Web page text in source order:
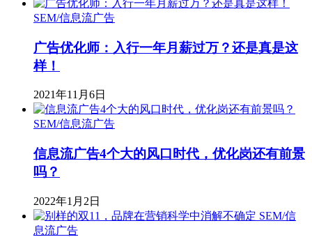
SEM/信息流广告
广告优化师：入行一年月薪过万？还是真是这
样！
2021年11月6日
SEM/信息流广告
信息流广告4个大的风口时代，优化岗还有前景
吗？
2022年1月2日
SEM/信
息流广告